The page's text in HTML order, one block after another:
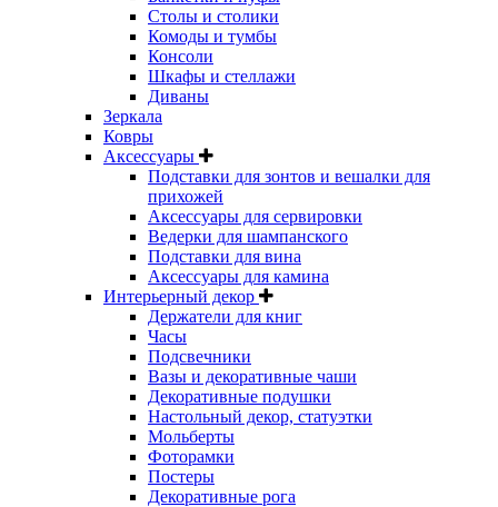
Столы и столики
Комоды и тумбы
Консоли
Шкафы и стеллажи
Диваны
Зеркала
Ковры
Аксессуары
Подставки для зонтов и вешалки для
прихожей
Аксессуары для сервировки
Ведерки для шампанского
Подставки для вина
Аксессуары для камина
Интерьерный декор
Держатели для книг
Часы
Подсвечники
Вазы и декоративные чаши
Декоративные подушки
Настольный декор, статуэтки
Мольберты
Фоторамки
Постеры
Декоративные рога